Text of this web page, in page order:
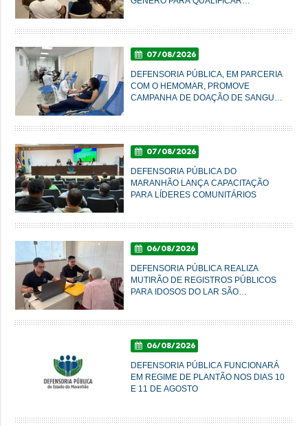
07/08/2026
DEFENSORIA PÚBLICA, EM PARCERIA
COM O HEMOMAR, PROMOVE
CAMPANHA DE DOAÇÃO DE SANGUE
07/08/2026
DEFENSORIA PÚBLICA DO
MARANHÃO LANÇA CAPACITAÇÃO
PARA LÍDERES COMUNITÁRIOS
06/08/2026
DEFENSORIA PÚBLICA REALIZA
MUTIRÃO DE REGISTROS PÚBLICOS
PARA IDOSOS DO LAR SÃO
06/08/2026
DEFENSORIA PÚBLICA FUNCIONARÁ
EM REGIME DE PLANTÃO NOS DIAS 10
E 11 DE AGOSTO